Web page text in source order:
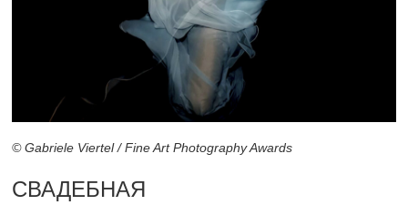
© Gabriele Viertel / Fine Art Photography Awards
СВАДЕБНАЯ